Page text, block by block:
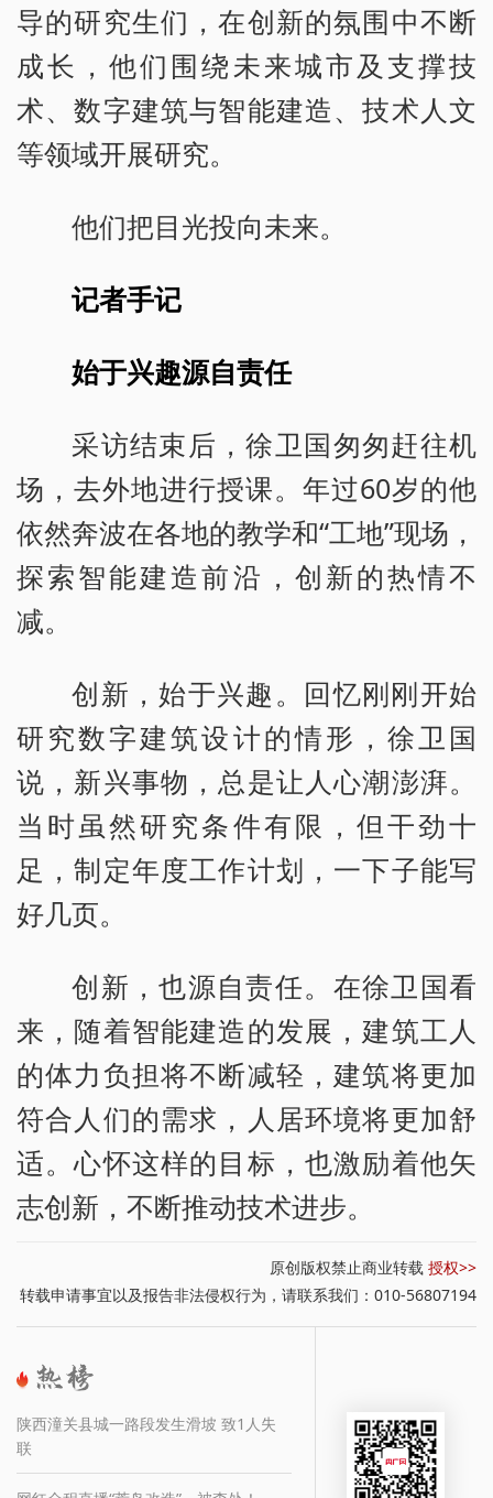
导的研究生们，在创新的氛围中不断
成长，他们围绕未来城市及支撑技
术、数字建筑与智能建造、技术人文
等领域开展研究。
他们把目光投向未来。
记者手记
始于兴趣源自责任
采访结束后，徐卫国匆匆赶往机
场，去外地进行授课。年过60岁的他
依然奔波在各地的教学和“工地”现场，
探索智能建造前沿，创新的热情不
减。
创新，始于兴趣。回忆刚刚开始
研究数字建筑设计的情形，徐卫国
说，新兴事物，总是让人心潮澎湃。
当时虽然研究条件有限，但干劲十
足，制定年度工作计划，一下子能写
好几页。
创新，也源自责任。在徐卫国看
来，随着智能建造的发展，建筑工人
的体力负担将不断减轻，建筑将更加
符合人们的需求，人居环境将更加舒
适。心怀这样的目标，也激励着他矢
志创新，不断推动技术进步。
原创版权禁止商业转载 授权>>
转载申请事宜以及报告非法侵权行为，请联系我们：010-56807194
陕西潼关县城一路段发生滑坡 致1人失
联